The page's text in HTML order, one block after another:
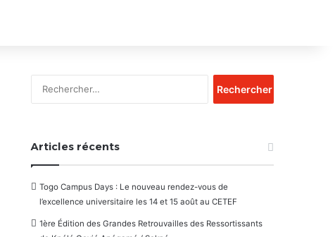
Articles récents
Togo Campus Days : Le nouveau rendez-vous de
l’excellence universitaire les 14 et 15 août au CETEF
1ère Édition des Grandes Retrouvailles des Ressortissants